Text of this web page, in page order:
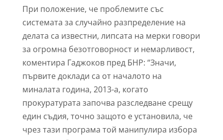
При положение, че проблемите със
системата за случайно разпределение на
делата са известни, липсата на мерки говори
за огромна безотговорност и немарливост,
коментира Гаджоков пред БНР: “Значи,
първите доклади са от началото на
миналата година, 2013-а, когато
прокуратурата започва разследване срещу
един съдия, точно защото е установила, че
чрез тази програма той манипулира избора